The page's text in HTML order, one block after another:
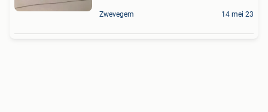
Zwevegem 14 mei 23